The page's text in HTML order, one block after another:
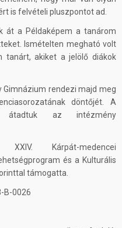
is felvételi pluszpontot ad.
át a Példaképem a tanárom
Ismételten megható volt
tanárt, akiket a jelölő diákok
Gimnázium rendezi majd meg
döntőjét. A
átadtuk az intézmény
Kárpát-medencei
és a Kulturális
támogatta.
B-0026